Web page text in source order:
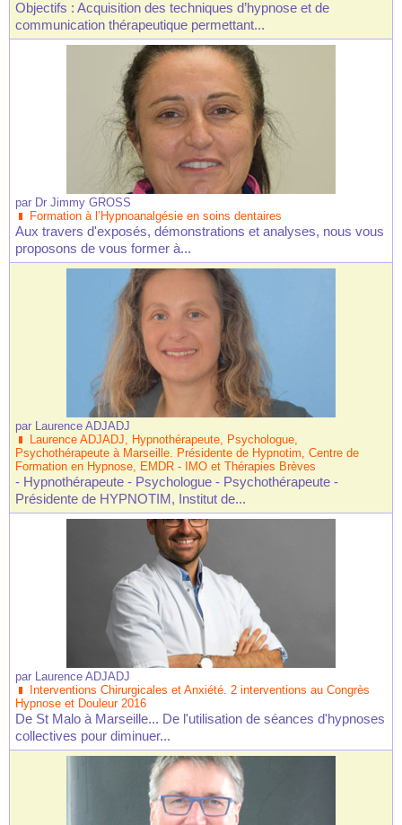
Objectifs : Acquisition des techniques d’hypnose et de
communication thérapeutique permettant...
par Dr Jimmy GROSS
Formation à l’Hypnoanalgésie en soins dentaires
Aux travers d'exposés, démonstrations et analyses, nous vous
proposons de vous former à...
par Laurence ADJADJ
Laurence ADJADJ, Hypnothérapeute, Psychologue,
Psychothérapeute à Marseille. Présidente de Hypnotim, Centre de
Formation en Hypnose, EMDR - IMO et Thérapies Brèves
- Hypnothérapeute - Psychologue - Psychothérapeute -
Présidente de HYPNOTIM, Institut de...
par Laurence ADJADJ
Interventions Chirurgicales et Anxiété. 2 interventions au Congrès
Hypnose et Douleur 2016
De St Malo à Marseille... De l'utilisation de séances d'hypnoses
collectives pour diminuer...